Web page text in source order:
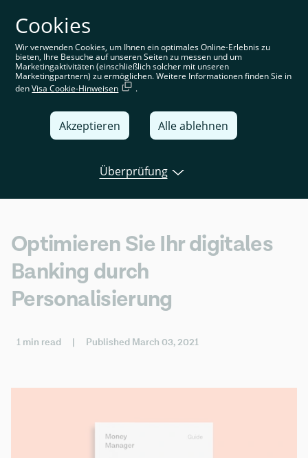
Sie befinden sich auf der deutschen Website. Wählen Sie
Ihre Region aus, um standortspezifische Inhalte angezeigt
zu bekommen
Deutschland
United Kingdom
Global
Deutschland
France
Open banking
Optimieren Sie Ihr digitales
Banking durch
Personalisierung
1 min read | Published March 03, 2021
Cookies
Wir verwenden Cookies, um Ihnen ein optimales Online-Erlebnis zu
bieten, Ihre Besuche auf unseren Seiten zu messen und um
Marketingaktivitäten (einschließlich solcher mit unseren
Marketingpartnern) zu ermöglichen. Weitere Informationen finden Sie in
denVisa Cookie-Hinweisen .
Akzeptieren Alle ablehnen
Überprüfung